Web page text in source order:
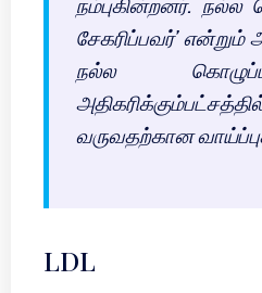
நம்புகின்றனர். நல்ல
சேகரிப்பவர்’ என்றும்
நல்ல
வருவதற்கான
LDL